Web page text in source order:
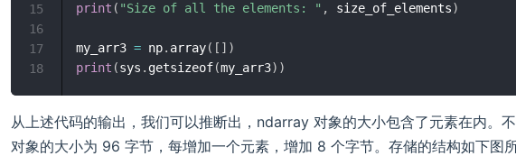
print ( "Size of all the elements: " , size_of_elements)
my_arr3 = np. array( [ ] )
print (sys . getsizeof(my_arr3) )
15
16
17
18
从上述代码的输出，我们可以推断出，ndarray 对象的大小包含了元素在内。
对象的大小为 96 字节，每增加一个元素，增加 8 个字节。存储的结构如下图所